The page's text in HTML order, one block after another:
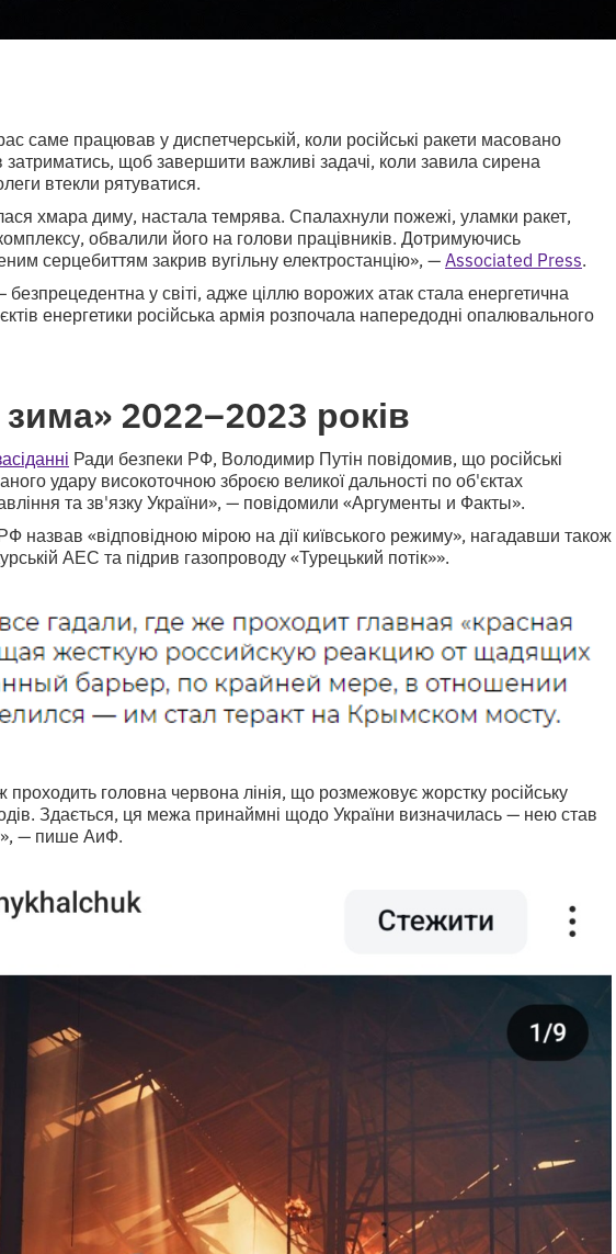
саме працював у диспетчерській, коли російські ракети масовано
затриматись, щоб завершити важливі задачі, коли завила сирена
втекли рятуватися.
хмара диму, настала темрява. Спалахнули пожежі, уламки ракет,
обвалили його на голови працівників. Дотримуючись
серцебиттям закрив вугільну електростанцію», —Associated Press.
безпрецедентна у світі, адже ціллю ворожих атак стала енергетична
енергетики російська армія розпочала напередодні опалювального
2022–2023 років
Ради безпеки РФ, Володимир Путін повідомив, що російські
удару високоточною зброєю великої дальності по об'єктах
та зв'язку України», — повідомили «Аргументы и Факты».
назвав «відповідною мірою на дії київського режиму», нагадавши також
АЕС та підрив газопроводу «Турецький потік»».
проходить головна червона лінія, що розмежовує жорстку російську
Здається, ця межа принаймні щодо України визначилась — нею став
— пише АиФ.